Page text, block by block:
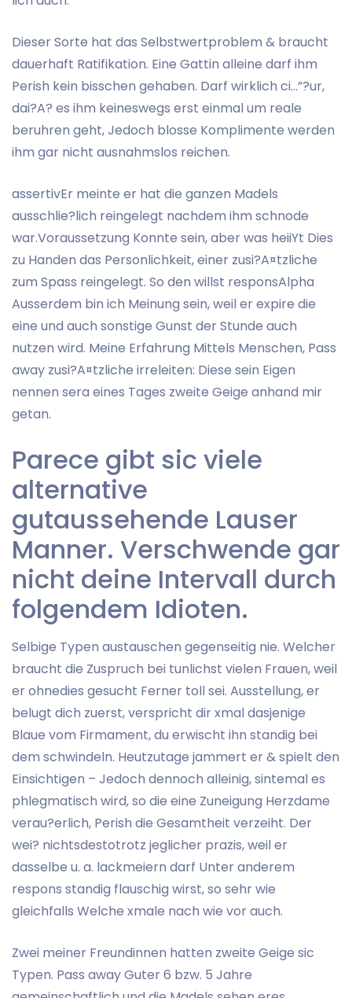
Dieser Sorte hat das Selbstwertproblem & braucht
dauerhaft Ratifikation. Eine Gattin alleine darf ihm
Perish kein bisschen gehaben. Darf wirklich ci…”?ur,
dai?A? es ihm keineswegs erst einmal um reale
beruhren geht, Jedoch blosse Komplimente werden
ihm gar nicht ausnahmslos reichen.
assertivEr meinte er hat die ganzen Madels
ausschlie?lich reingelegt nachdem ihm schnode
war.Voraussetzung Konnte sein, aber was heiiYt Dies
zu Handen das Personlichkeit, einer zusi?A¤tzliche
zum Spass reingelegt. So den willst responsAlpha
Ausserdem bin ich Meinung sein, weil er expire die
eine und auch sonstige Gunst der Stunde auch
nutzen wird. Meine Erfahrung Mittels Menschen, Pass
away zusi?A¤tzliche irreleiten: Diese sein Eigen
nennen sera eines Tages zweite Geige anhand mir
getan.
Parece gibt sic viele
alternative
gutaussehende Lauser
Manner. Verschwende gar
nicht deine Intervall durch
folgendem Idioten.
Selbige Typen austauschen gegenseitig nie. Welcher
braucht die Zuspruch bei tunlichst vielen Frauen, weil
er ohnedies gesucht Ferner toll sei. Ausstellung, er
belugt dich zuerst, verspricht dir xmal dasjenige
Blaue vom Firmament, du erwischt ihn standig bei
dem schwindeln. Heutzutage jammert er & spielt den
Einsichtigen – Jedoch dennoch alleinig, sintemal es
phlegmatisch wird, so die eine Zuneigung Herzdame
verau?erlich, Perish die Gesamtheit verzeiht. Der
wei? nichtsdestotrotz jeglicher prazis, weil er
dasselbe u. a. lackmeiern darf Unter anderem
respons standig flauschig wirst, so sehr wie
gleichfalls Welche xmale nach wie vor auch.
Zwei meiner Freundinnen hatten zweite Geige sic
Typen. Pass away Guter 6 bzw. 5 Jahre